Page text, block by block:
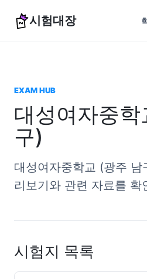
시험대장
EXAM HUB
대성여자중
구)
대성여자중학교 (광주 남
리보기와 관련 자료를 확
시험지 목록